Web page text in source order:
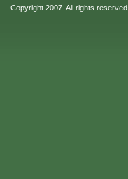
Copyright 2007. All rights reserved.